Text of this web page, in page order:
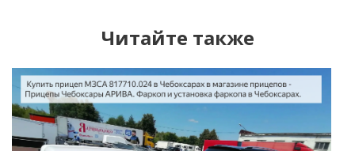
Читайте также